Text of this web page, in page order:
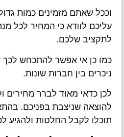
וככל שאתם מזמינים כמות
עליכם לוודא כי המחיר לכל
לתקציב שלכם.
כמו כן אי אפשר להתכחש לכך
ניכרים בין חברות שונות.
לכן כדאי מאוד לברר מחירים
להוצאה שניצבת בפניכם.
תוכלו לקבל החלטות ולהגיע